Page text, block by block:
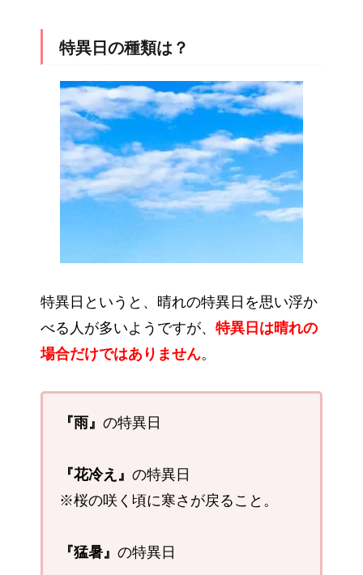
特異日の種類は？
特異日というと、晴れの特異日を思い浮か
べる人が多いようですが、 特異日は晴れの
場合だけではありません。
『雨』 の特異日
『花冷え』 の特異日
※桜の咲く頃に寒さが戻ること。
『猛暑』 の特異日